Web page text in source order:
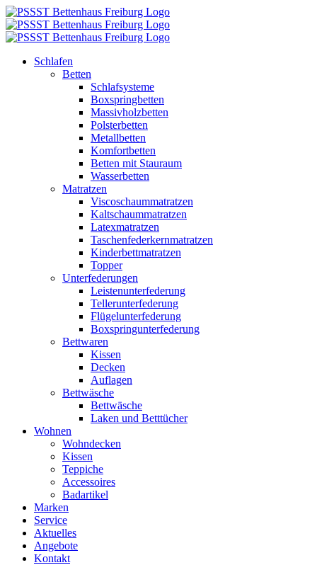
Zum
Inhalt
springen
Schlafen
Betten
Schlafsysteme
Boxspringbetten
Massivholzbetten
Polsterbetten
Metallbetten
Komfortbetten
Betten mit Stauraum
Wasserbetten
Matratzen
Viscoschaummatratzen
Kaltschaummatratzen
Latexmatratzen
Taschenfederkernmatratzen
Kinderbettmatratzen
Topper
Unterfederungen
Leistenunterfederung
Tellerunterfederung
Flügelunterfederung
Boxspringunterfederung
Bettwaren
Kissen
Decken
Auflagen
Bettwäsche
Bettwäsche
Laken und Betttücher
Wohnen
Wohndecken
Kissen
Teppiche
Accessoires
Badartikel
Marken
Service
Aktuelles
Angebote
Kontakt